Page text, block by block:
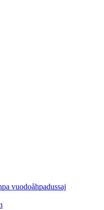
vuodoåhpadussaj